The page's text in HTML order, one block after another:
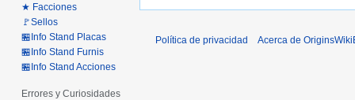
★ Facciones
🚩Sellos
🏪Info Stand Placas
🏪Info Stand Furnis
🏪Info Stand Acciones
Errores y Curiosidades
Política de privacidad Acerca de